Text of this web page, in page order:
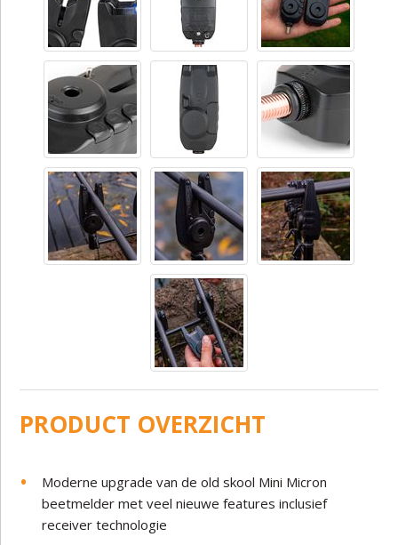
PRODUCT OVERZICHT
Moderne upgrade van de old skool Mini Micron
beetmelder met veel nieuwe features inclusief
receiver technologie